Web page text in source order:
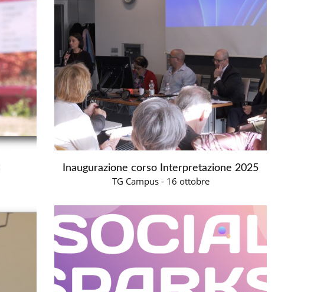
Inaugurazione corso Interpretazione 2025
TG Campus - 16 ottobre